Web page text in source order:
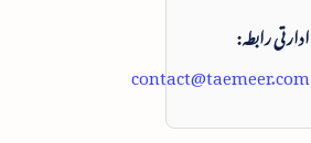
ادارتی رابطہ:
contact@taemeer.com